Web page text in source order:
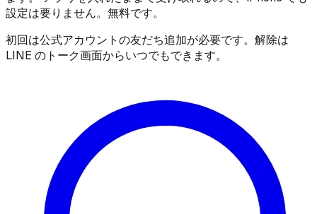
設定は要りません。無料です。
初回は公式アカウントの友だち追加が必要です。解除は
LINE のトーク画面からいつでもできます。